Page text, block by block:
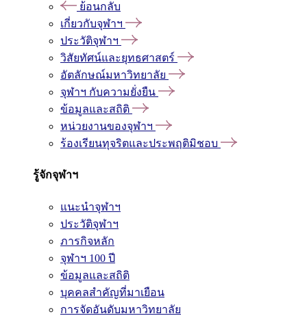
ย้อนกลับ
เกี่ยวกับจุฬาฯ
ประวัติจุฬาฯ
วิสัยทัศน์และยุทธศาสตร์
อัตลักษณ์มหาวิทยาลัย
จุฬาฯ กับความยั่งยืน
ข้อมูลและสถิติ
หน่วยงานของจุฬาฯ
ร้องเรียนทุจริตและประพฤติมิชอบ
รู้จักจุฬาฯ
แนะนำจุฬาฯ
ประวัติจุฬาฯ
ภารกิจหลัก
จุฬาฯ 100 ปี
ข้อมูลและสถิติ
บุคคลสำคัญที่มาเยือน
การจัดอันดับมหาวิทยาลัย